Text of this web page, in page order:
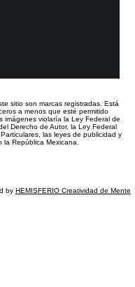
sitioson marcas registradas. Está
a menos que esté permitido
imágenes violaría la Ley Federal de
Derecho de Autor, la Ley Federal
las leyes de publicidad y
República Mexicana.
by HEMISFERIO Creatividad de Mente